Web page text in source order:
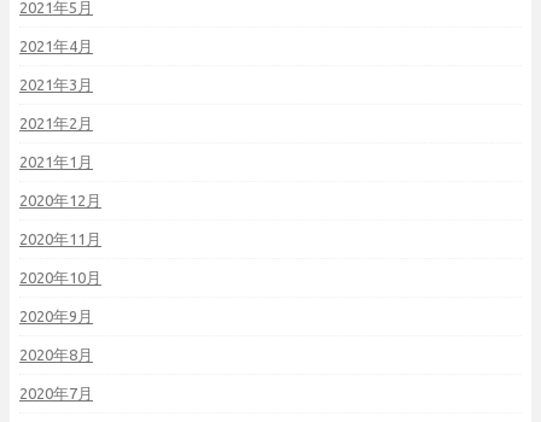
2021年5月
2021年4月
2021年3月
2021年2月
2021年1月
2020年12月
2020年11月
2020年10月
2020年9月
2020年8月
2020年7月